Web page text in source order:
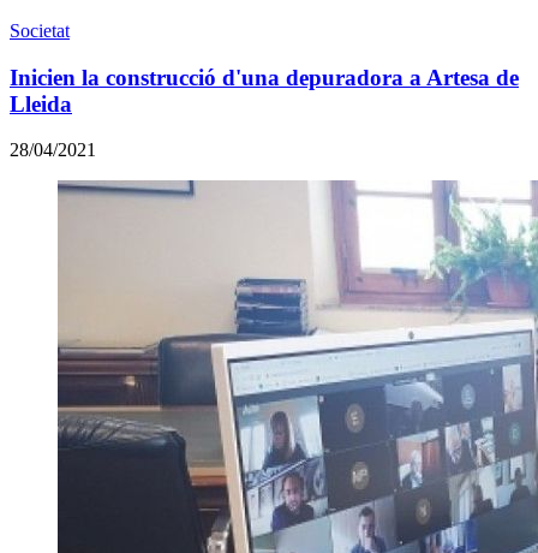
Societat
Inicien la construcció d'una depuradora a Artesa de
Lleida
28/04/2021